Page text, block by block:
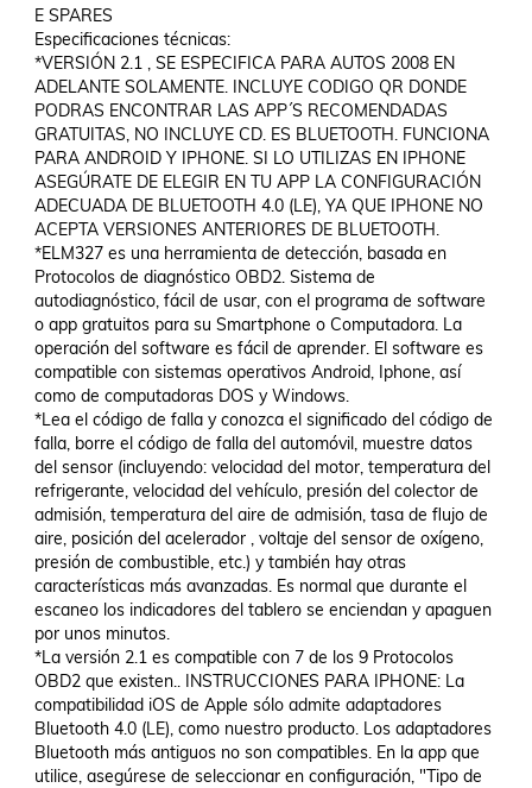
E SPARES
Especificaciones técnicas:
*VERSIÓN 2.1 , SE ESPECIFICA PARA AUTOS 2008 EN
ADELANTE SOLAMENTE. INCLUYE CODIGO QR DONDE
PODRAS ENCONTRAR LAS APP´S RECOMENDADAS
GRATUITAS, NO INCLUYE CD. ES BLUETOOTH. FUNCIONA
PARA ANDROID Y IPHONE. SI LO UTILIZAS EN IPHONE
ASEGÚRATE DE ELEGIR EN TU APP LA CONFIGURACIÓN
ADECUADA DE BLUETOOTH 4.0 (LE), YA QUE IPHONE NO
ACEPTA VERSIONES ANTERIORES DE BLUETOOTH.
*ELM327 es una herramienta de detección, basada en
Protocolos de diagnóstico OBD2. Sistema de
autodiagnóstico, fácil de usar, con el programa de software
o app gratuitos para su Smartphone o Computadora. La
operación del software es fácil de aprender. El software es
compatible con sistemas operativos Android, Iphone, así
como de computadoras DOS y Windows.
*Lea el código de falla y conozca el significado del código de
falla, borre el código de falla del automóvil, muestre datos
del sensor (incluyendo: velocidad del motor, temperatura del
refrigerante, velocidad del vehículo, presión del colector de
admisión, temperatura del aire de admisión, tasa de flujo de
aire, posición del acelerador , voltaje del sensor de oxígeno,
presión de combustible, etc.) y también hay otras
características más avanzadas. Es normal que durante el
escaneo los indicadores del tablero se enciendan y apaguen
por unos minutos.
*La versión 2.1 es compatible con 7 de los 9 Protocolos
OBD2 que existen.. INSTRUCCIONES PARA IPHONE: La
compatibilidad iOS de Apple sólo admite adaptadores
Bluetooth 4.0 (LE), como nuestro producto. Los adaptadores
Bluetooth más antiguos no son compatibles. En la app que
utilice, asegúrese de seleccionar en configuración, "Tipo de